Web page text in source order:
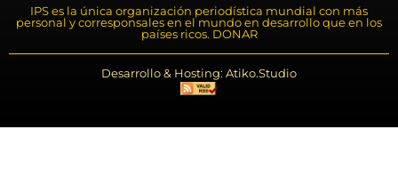
IPS es la única organización periodística mundial con más
personal y corresponsales en el mundo en desarrollo que en los
países ricos. DONAR
Desarrollo & Hosting: Atiko.Studio